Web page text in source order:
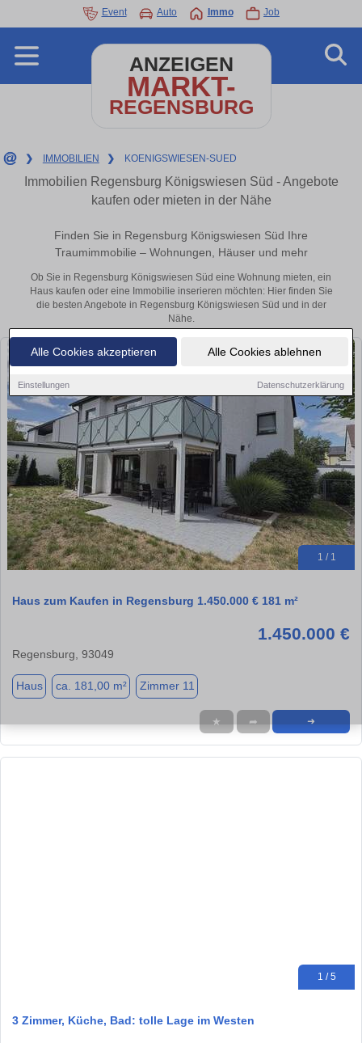
Alle Cookies akzeptieren Alle Cookies ablehnen
Einstellungen Datenschutzerklärung
Event Auto Immo Job
ANZEIGEN
MARKT-
REGENSBURG
❯ IMMOBILIEN ❯ KOENIGSWIESEN-SUED
Immobilien Regensburg Königswiesen Süd - Angebote
kaufen oder mieten in der Nähe
Finden Sie in Regensburg Königswiesen Süd Ihre
Traumimmobilie – Wohnungen, Häuser und mehr
Ob Sie in Regensburg Königswiesen Süd eine Wohnung mieten, ein
Haus kaufen oder eine Immobilie inserieren möchten: Hier finden Sie
die besten Angebote in Regensburg Königswiesen Süd und in der
Nähe.
1 / 1
Haus zum Kaufen in Regensburg 1.450.000 € 181 m²
1.450.000 €
Regensburg, 93049
Haus ca. 181,00 m² Zimmer 11
★ ➦ ➜
1 / 5
3 Zimmer, Küche, Bad: tolle Lage im Westen